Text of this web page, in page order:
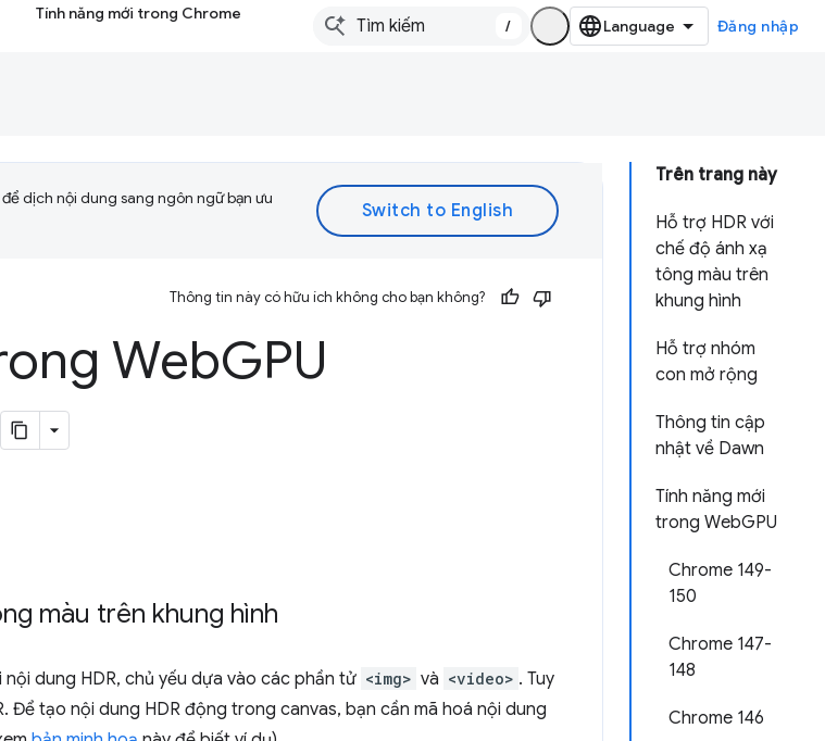
Tính năng mới trong Chrome
/ Đăng nhập
Trên trang này
Hỗ trợ HDR với
chế độ ánh xạ
tông màu trên
khung hình
Hỗ trợ nhóm
con mở rộng
Thông tin cập
nhật về Dawn
Tính năng mới
trong WebGPU
Chrome 149-
150
Chrome 147-
148
Chrome 146
dịch nội dung sang ngôn ngữ bạn ưu
Thông tin này có hữu ích không cho bạn không?
WebGPU
màu trên khung hình
dung HDR, chủ yếu dựa vào các phần tử <img> và <video> . Tuy
Để tạo nội dung HDR động trong canvas, bạn cần mã hoá nội dung